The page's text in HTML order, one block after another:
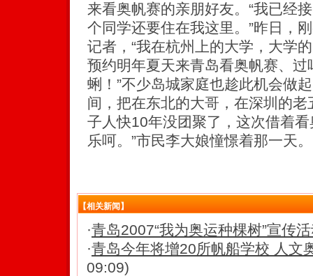
来看奥帆赛的亲朋好友。“我已经
个同学还要住在我这里。”昨日，
记者，“我在杭州上的大学，大学
预约明年夏天来青岛看奥帆赛、
蜊！”不少岛城家庭也趁此机会做
间，把在东北的大哥，在深圳的
子人快10年没团聚了，这次借着
乐呵。”市民李大娘憧憬着那一天。
【相关新闻】
·青岛2007“我为奥运种棵树”宣传
·青岛今年将增20所帆船学校 人文
09:09)